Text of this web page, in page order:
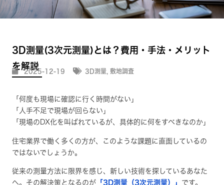
3D測量(3次元測量)とは？費用・手法・メリット
を解説
2025-12-19 3D測量 ,敷地調査
「何度も現場に確認に行く時間がない」
「人手不足で現場が回らない」
「現場のDX化を叫ばれているが、具体的に何をすべきなのか」
住宅業界で働く多くの方が、このような課題に直面しているの
ではないでしょうか。
従来の測量方法に限界を感じ、新しい技術を探しているあなた
へ。その解決策となるのが 「3D測量（3次元測量）」 です。